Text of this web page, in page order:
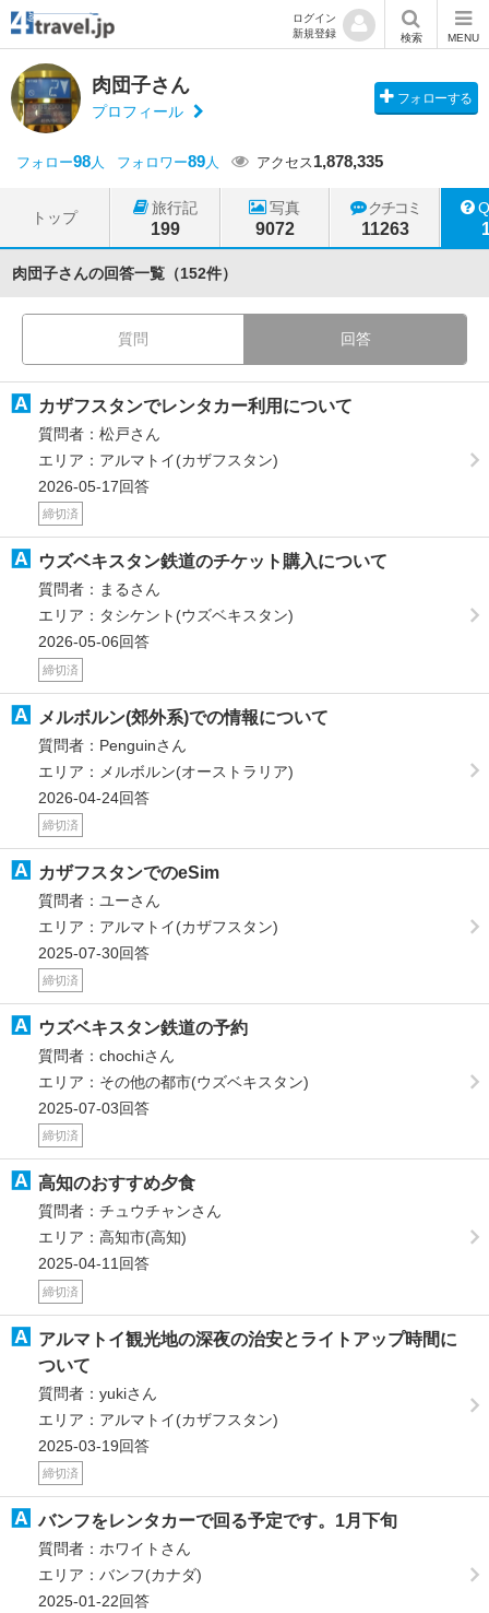
ログイン
新規登録
検索 MENU
肉団子さん
プロフィール
フォローする
フォロー98人 フォロワー89人 アクセス1,878,335
トップ
旅行記
199
写真
9072
クチコミ
11263
肉団子さんの回答一覧（152件）
質問 回答
カザフスタンでレンタカー利用について
質問者：松戸さん
エリア：アルマトイ(カザフスタン)
2026-05-17回答
締切済
ウズベキスタン鉄道のチケット購入について
質問者：まるさん
エリア：タシケント(ウズベキスタン)
2026-05-06回答
締切済
メルボルン(郊外系)での情報について
質問者：Penguinさん
エリア：メルボルン(オーストラリア)
2026-04-24回答
締切済
カザフスタンでのeSim
質問者：ユーさん
エリア：アルマトイ(カザフスタン)
2025-07-30回答
締切済
ウズベキスタン鉄道の予約
質問者：chochiさん
エリア：その他の都市(ウズベキスタン)
2025-07-03回答
締切済
高知のおすすめ夕食
質問者：チュウチャンさん
エリア：高知市(高知)
2025-04-11回答
締切済
アルマトイ観光地の深夜の治安とライトアップ時間に
ついて
質問者：yukiさん
エリア：アルマトイ(カザフスタン)
2025-03-19回答
締切済
バンフをレンタカーで回る予定です。1月下旬
質問者：ホワイトさん
エリア：バンフ(カナダ)
2025-01-22回答